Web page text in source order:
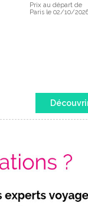
Prix au départ de
Paris le 02/10/